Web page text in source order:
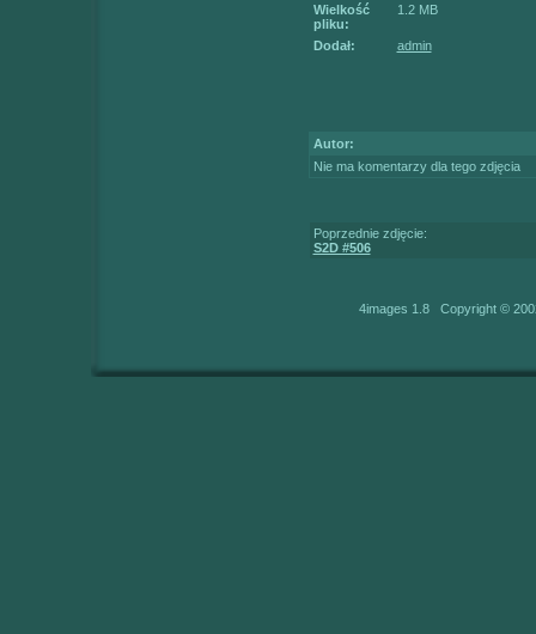
Wielkość
pliku:
1.2 MB
Dodał: admin
Autor:
Nie ma komentarzy dla tego zdjęcia
Poprzednie zdjęcie:
S2D #506
4images 1.8 Copyright ©